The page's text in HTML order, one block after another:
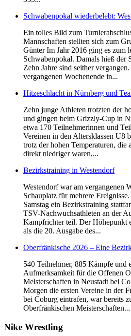
Schwabenpokal wiederbelebt:
Ein tolles Bild zum
Mannschaften stellten sich zum
Günter Im Jahr 2016 ging es zum
Schwabenpokal. Damals hieß der
Zehn Jahre sind seither
vergangenen Wochenende in...
Hitzeschlacht in Nürnberg und
Zehn junge Athleten trotzten der
und gingen beim Grizzly-Cup in
etwa 170 Teilnehmerinnen und
Vereinen in den Altersklassen U8
trotz der hohen Temperaturen, die
direkt niedriger waren,...
Bezirkstraining in Westendorf
Westendorf war am vergangenen
Schauplatz für mehrere
Samstag ein Bezirkstraining
TSV-Nachwuchsathleten an der
Kampfrichter teil. Der Höhepunkt
als die 20. Ausgabe des...
Oberfränkische 2026 – Eine
540 Teilnehmer, 885 Kämpfe und
Aufmerksamkeit für die Offenen
Meisterschaften in Neustadt bei
Morgen die ersten Vereine in der
bei Coburg eintrafen, war bereits
Oberfränkischen Meisterschaften...
Nike Wrestling